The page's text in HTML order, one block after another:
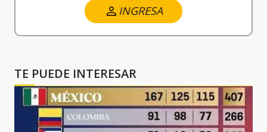
INGRESA
TE PUEDE INTERESAR